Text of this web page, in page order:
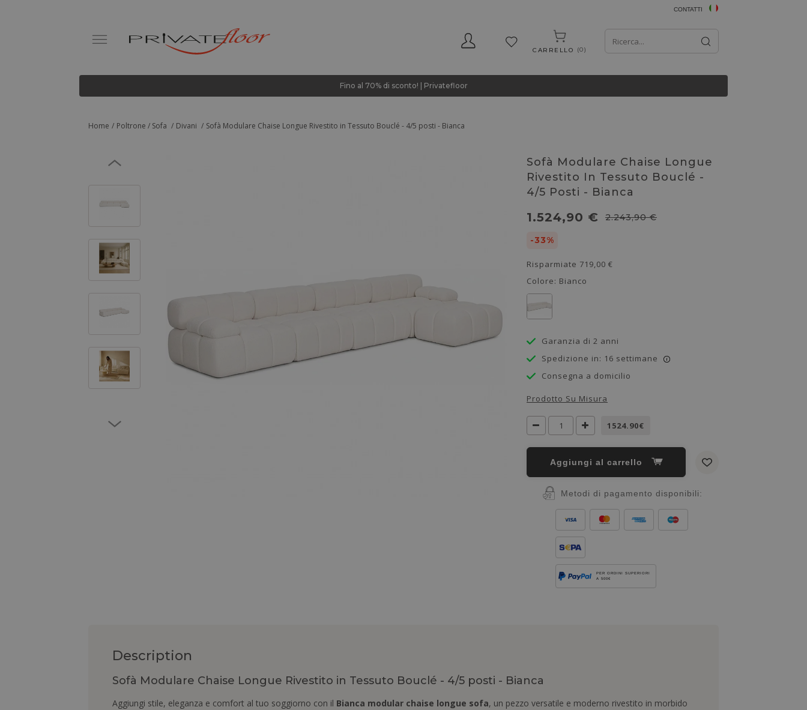
CONTATTI
CARRELLO 0
Fino al 70% di sconto! | Privatefloor
Home Poltrone / Sofa Divani Sofà Modulare Chaise Longue Rivestito in Tessuto Bouclé - 4/5 posti - Bianca
Sofà Modulare Chaise Longue
Rivestito In Tessuto Bouclé -
4/5 Posti - Bianca
1.524,90 € 2.243,90 €
-33%
Risparmiate 719,00 €
Colore: Bianco
Garanzia di 2 anni
Spedizione in: 16 settimane
i
Consegna a domicilio
Prodotto Su Misura
1524.90€
Aggiungi al carrello
Metodi di pagamento disponibili:
PER ORDINI SUPERIORI
A 500€
Description
Sofà Modulare Chaise Longue Rivestito in Tessuto Bouclé - 4/5 posti - Bianca
Aggiungi stile, eleganza e comfort al tuo soggiorno con il Bianca modular chaise longue sofa, un pezzo versatile e moderno rivestito in morbido